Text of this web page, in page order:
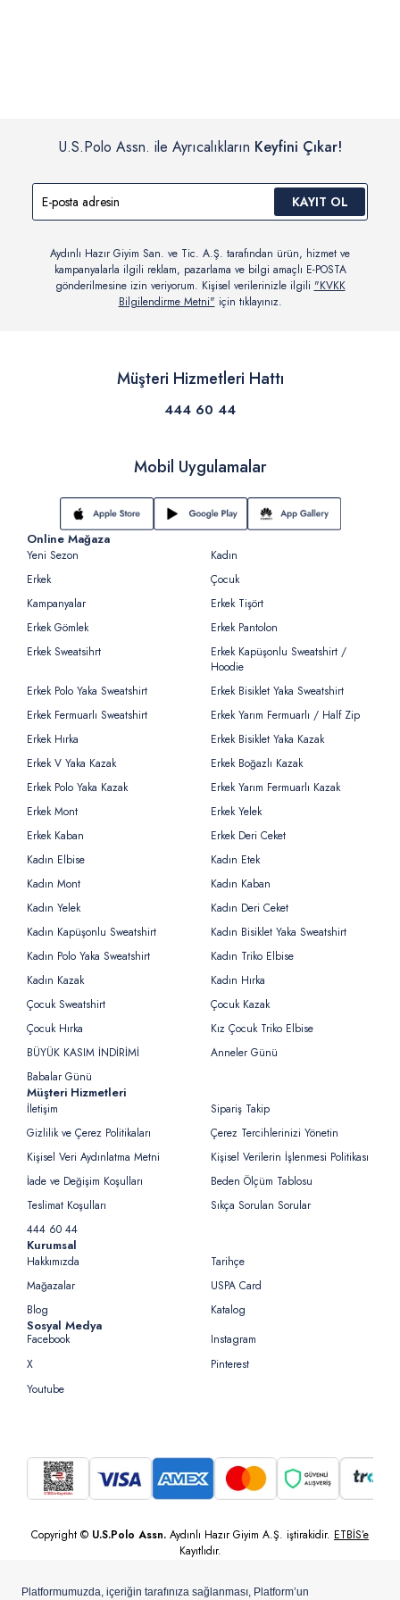
U.S.Polo Assn. ile Ayrıcalıkların Keyfini Çıkar!
KAYIT OL
Aydınlı Hazır Giyim San. ve Tic. A.Ş. tarafından ürün, hizmet ve
kampanyalarla ilgili reklam, pazarlama ve bilgi amaçlı E-POSTA
gönderilmesine izin veriyorum. Kişisel verilerinizle ilgili "KVKK
Bilgilendirme Metni" için tıklayınız.
Müşteri Hizmetleri Hattı
444 60 44
Mobil Uygulamalar
Online Mağaza
Yeni Sezon
Kadın
Erkek
Çocuk
Kampanyalar
Erkek Tişört
Erkek Gömlek
Erkek Pantolon
Erkek Sweatsihrt
Erkek Kapüşonlu Sweatshirt /
Hoodie
Erkek Polo Yaka Sweatshirt
Erkek Bisiklet Yaka Sweatshirt
Erkek Fermuarlı Sweatshirt
Erkek Yarım Fermuarlı / Half Zip
Erkek Hırka
Erkek Bisiklet Yaka Kazak
Erkek V Yaka Kazak
Erkek Boğazlı Kazak
Erkek Polo Yaka Kazak
Erkek Yarım Fermuarlı Kazak
Erkek Mont
Erkek Yelek
Erkek Kaban
Erkek Deri Ceket
Kadın Elbise
Kadın Etek
Kadın Mont
Kadın Kaban
Kadın Yelek
Kadın Deri Ceket
Kadın Kapüşonlu Sweatshirt
Kadın Bisiklet Yaka Sweatshirt
Kadın Polo Yaka Sweatshirt
Kadın Triko Elbise
Kadın Kazak
Kadın Hırka
Çocuk Sweatshirt
Çocuk Kazak
Çocuk Hırka
Kız Çocuk Triko Elbise
BÜYÜK KASIM İNDİRİMİ
Anneler Günü
Babalar Günü
Müşteri Hizmetleri
İletişim
Sipariş Takip
Gizlilik ve Çerez Politikaları
Çerez Tercihlerinizi Yönetin
Kişisel Veri Aydınlatma Metni
Kişisel Verilerin İşlenmesi Politikası
İade ve Değişim Koşulları
Beden Ölçüm Tablosu
Teslimat Koşulları
Sıkça Sorulan Sorular
444 60 44
Kurumsal
Hakkımızda
Tarihçe
Mağazalar
USPA Card
Blog
Katalog
Sosyal Medya
Facebook
Instagram
X
Pinterest
Youtube
Copyright © U.S.Polo Assn. Aydınlı Hazır Giyim A.Ş. iştirakidir. ETBİS’e
Kayıtlıdır.